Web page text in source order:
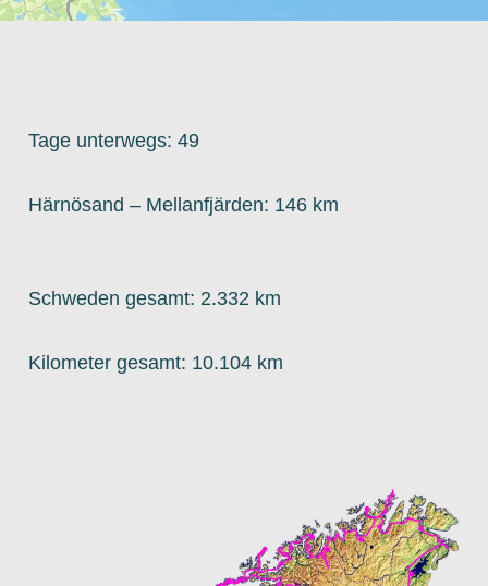
Tage unterwegs: 49
Härnösand – Mellanfjärden: 146 km
Schweden gesamt: 2.332 km
Kilometer gesamt: 10.104 km